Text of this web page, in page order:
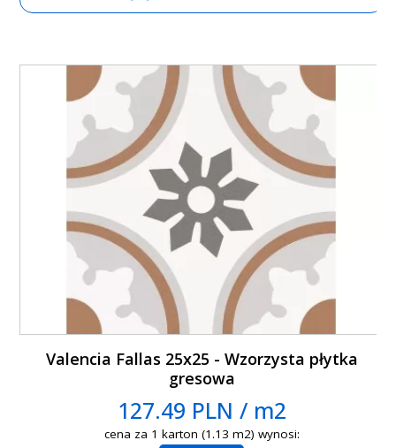
Valencia Fallas 25x25 - Wzorzysta płytka
gresowa
127.49 PLN / m2
cena za 1 karton (1.13 m2) wynosi: